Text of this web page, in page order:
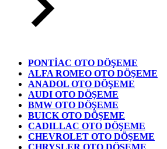
PONTİAC OTO DÖŞEME
ALFA ROMEO OTO DÖŞEME
ANADOL OTO DÖŞEME
AUDI OTO DÖŞEME
BMW OTO DÖŞEME
BUICK OTO DÖŞEME
CADILLAC OTO DÖŞEME
CHEVROLET OTO DÖŞEME
CHRYSLER OTO DÖŞEME